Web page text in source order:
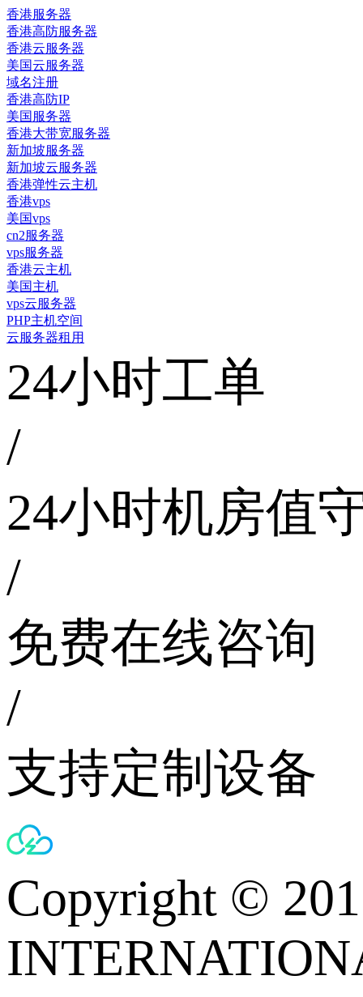
香港服务器
香港高防服务器
香港云服务器
美国云服务器
域名注册
香港高防IP
美国服务器
香港大带宽服务器
新加坡服务器
新加坡云服务器
香港弹性云主机
香港vps
美国vps
cn2服务器
vps服务器
香港云主机
美国主机
vps云服务器
PHP主机空间
云服务器租用
24小时工单
/
24小时机房值
/
免费在线咨询
/
支持定制设备
Copyright ©